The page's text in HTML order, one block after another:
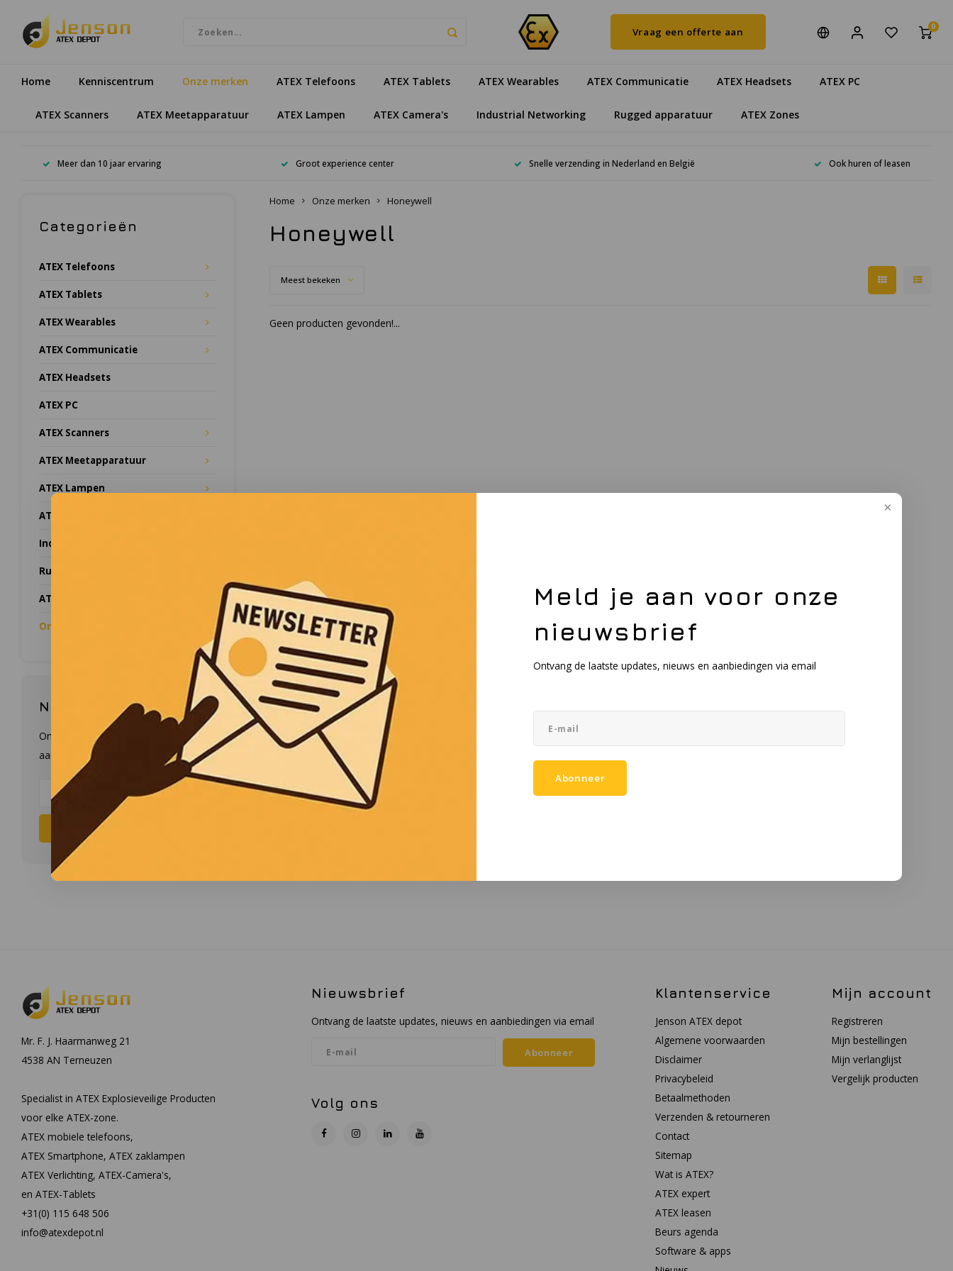
Meld je aan voor onze
nieuwsbrief
Ontvang de laatste updates, nieuws en aanbiedingen via email
Abonneer
Vraag een offerte aan 0
Home Kenniscentrum Onze merken ATEX Telefoons ATEX Tablets ATEX Wearables ATEX Communicatie ATEX Headsets ATEX PC
ATEX Scanners ATEX Meetapparatuur ATEX Lampen ATEX Camera's Industrial Networking Rugged apparatuur ATEX Zones
Meer dan 10 jaar ervaring Groot experience center Snelle verzending in Nederland en België Ook huren of leasen
Categorieën
ATEX Telefoons
ATEX Tablets
ATEX Wearables
ATEX Communicatie
ATEX Headsets
ATEX PC
ATEX Scanners
ATEX Meetapparatuur
ATEX Lampen
ATEX Camera's
Industrial Networking
Rugged apparatuur
ATEX Zones
Onze merken
Nieuwsbrief
Ontvang de laatste updates, nieuws en
aanbiedingen via email
Abonneer
Home Onze merken Honeywell
Honeywell
Meest bekeken
Geen producten gevonden!...
Mr. F. J. Haarmanweg 21
4538 AN Terneuzen
Specialist in ATEX Explosieveilige Producten
voor elke ATEX-zone.
ATEX mobiele telefoons,
ATEX Smartphone, ATEX zaklampen
ATEX Verlichting, ATEX-Camera's,
en ATEX-Tablets
+31(0) 115 648 506
info@atexdepot.nl
Nieuwsbrief
Ontvang de laatste updates, nieuws en aanbiedingen via email
Abonneer
Volg ons
Klantenservice
Jenson ATEX depot
Algemene voorwaarden
Disclaimer
Privacybeleid
Betaalmethoden
Verzenden & retourneren
Contact
Sitemap
Wat is ATEX?
ATEX expert
ATEX leasen
Beurs agenda
Software & apps
Mijn account
Registreren
Mijn bestellingen
Mijn verlanglijst
Vergelijk producten